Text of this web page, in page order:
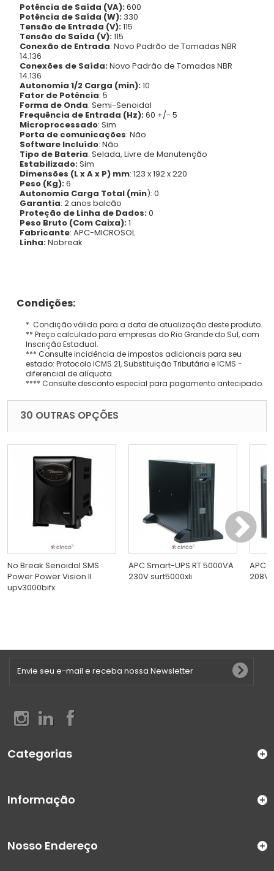
Potência de Saída (VA):600
Potência de Saída (W): 330
Tensão de Entrada (V):115
Tensão de Saída (V):115
Conexão de Entrada: Novo Padrão de Tomadas NBR
14.136
Conexões de Saída:Novo Padrão de Tomadas NBR
14.136
Autonomia 1/2 Carga (min):10
Fator de Potência: 5
Forma de Onda: Semi-Senoidal
Frequência de Entrada (Hz):60 +/- 5
Microprocessado: Sim
Porta de comunicações: Não
Software Incluído: Não
Tipo de Bateria: Selada, Livre de Manutenção
Estabilizado:Sim
Dimensões (L x A x P) mm: 123 x 192 x 220
Peso (Kg):6
Autonomia Carga Total (min): 0
Garantia: 2 anos balcão
Proteção de Linha de Dados:0
Peso Bruto (Com Caixa):1
Fabricante: APC-MICROSOL
Linha:Nobreak
Condições:
* Condição válida para a data de atualização deste produto.
** Preço calculado para empresas do Rio Grande do Sul, com
Inscrição Estadual.
*** Consulte incidência de impostos adicionais para seu
estado: Protocolo ICMS 21, Substituição Tributária e ICMS -
diferencial de alíquota.
**** Consulte desconto especial para pagamento antecipado.
30 OUTRAS OPÇÕES
No Break Senoidal SMS
Power Power Vision II
upv3000bifx
APC Smart-UPS RT 5000VA
230V surt5000xli
APC
208V
Categorias
Informação
Nosso Endereço